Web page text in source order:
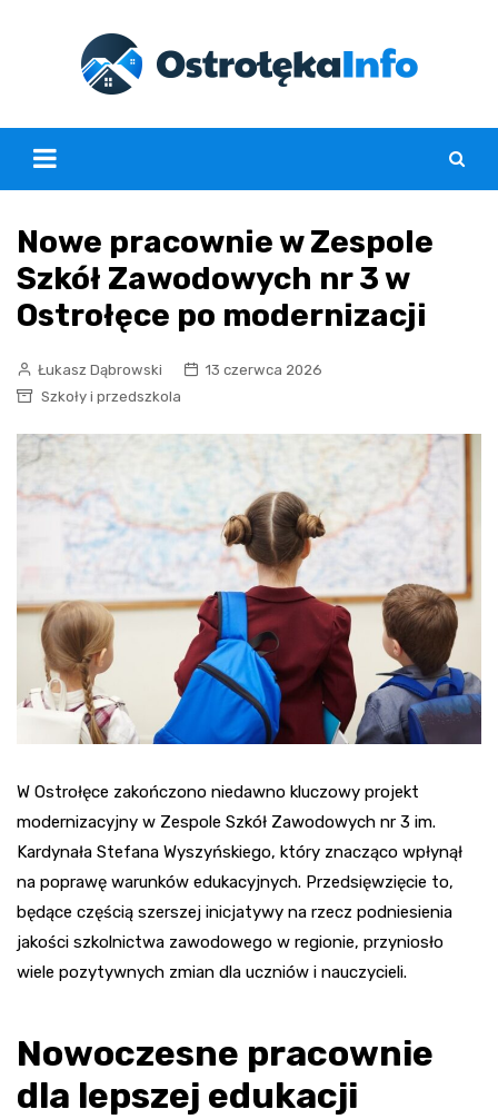
Nowe pracownie w Zespole
Szkół Zawodowych nr 3 w
Ostrołęce po modernizacji
Łukasz Dąbrowski
13 czerwca 2026
Szkoły i przedszkola
W Ostrołęce zakończono niedawno kluczowy projekt
modernizacyjny w Zespole Szkół Zawodowych nr 3 im.
Kardynała Stefana Wyszyńskiego, który znacząco wpłynął
na poprawę warunków edukacyjnych. Przedsięwzięcie to,
będące częścią szerszej inicjatywy na rzecz podniesienia
jakości szkolnictwa zawodowego w regionie, przyniosło
wiele pozytywnych zmian dla uczniów i nauczycieli.
Nowoczesne pracownie
dla lepszej edukacji